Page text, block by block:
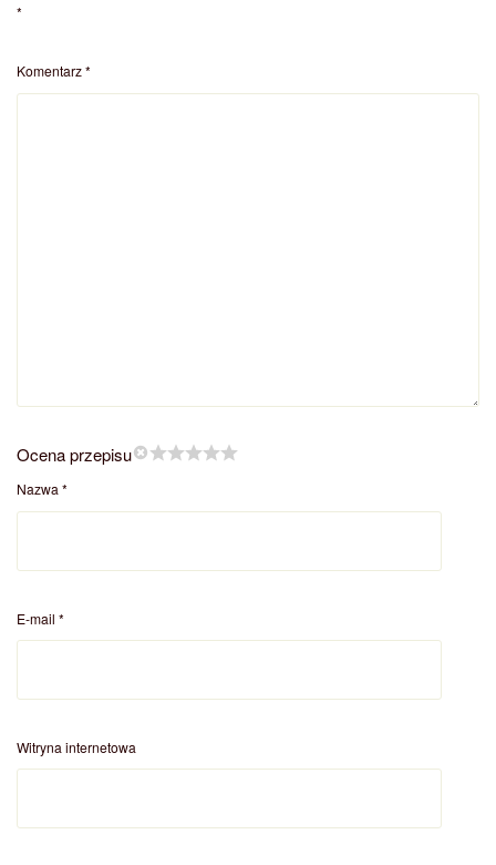
*
Komentarz*
Ocena przepisu
Nazwa*
E-mail *
Witryna internetowa